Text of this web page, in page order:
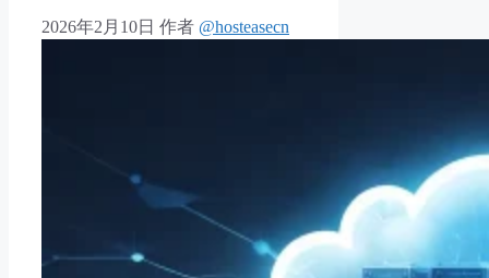
2026年2月10日 作者 @hosteasecn